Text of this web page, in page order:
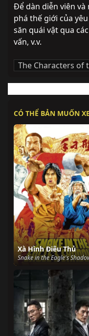
Để dàn diễn viên và
phá thế giới của
săn quái vật qua
vấn, v.v.
The Characters of
CÓ THỂ BẢN MUỐN
Xà Hình Điêu Thủ